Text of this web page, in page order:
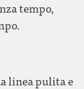
tempo,
linea pulita e